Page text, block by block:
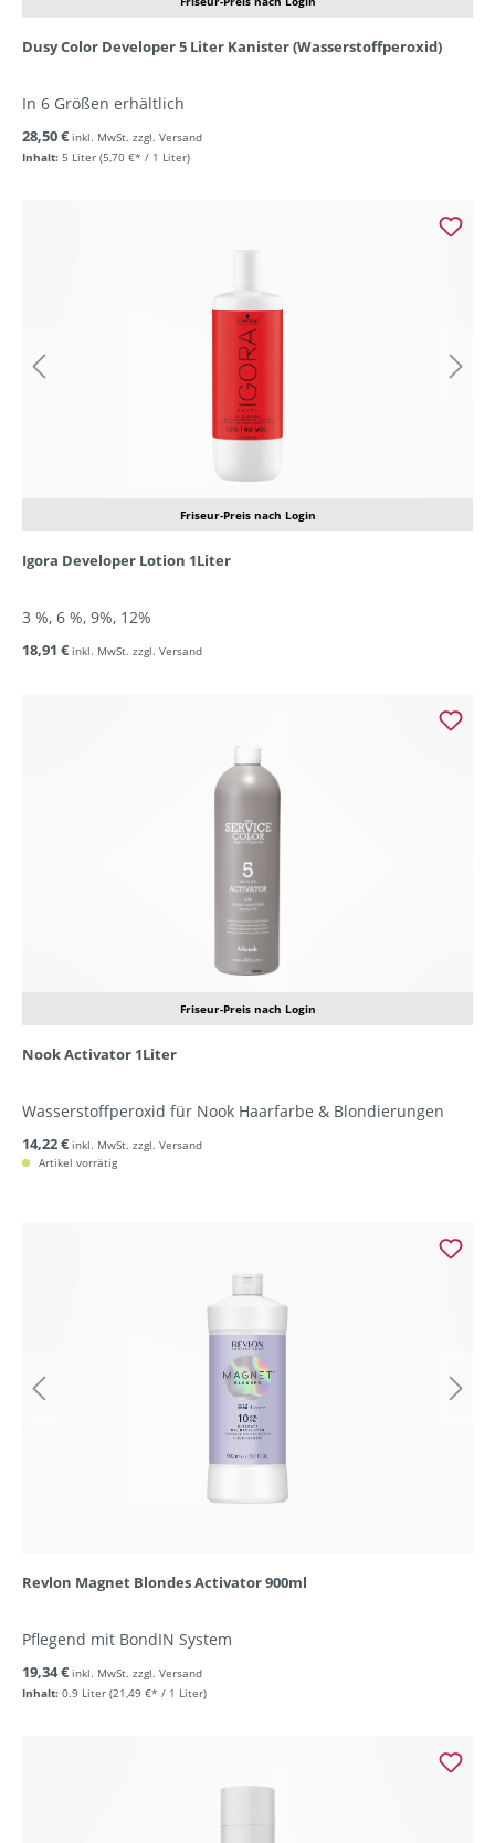
Dusy Color Developer 5 Liter Kanister (Wasserstoffperoxid)
In 6 Größen erhältlich
Inhalt: 5 Liter (5,70 €* / 1 Liter)
28,50 € inkl. MwSt. zzgl. Versand
Friseur-Preis nach Login
Igora Developer Lotion 1Liter
3 %, 6 %, 9%, 12%
18,91 € inkl. MwSt. zzgl. Versand
Friseur-Preis nach Login
Nook Activator 1Liter
Wasserstoffperoxid für Nook Haarfarbe & Blondierungen
14,22 € inkl. MwSt. zzgl. Versand
Artikel vorrätig
Revlon Magnet Blondes Activator 900ml
Pflegend mit BondIN System
Inhalt: 0.9 Liter (21,49 €* / 1 Liter)
19,34 € inkl. MwSt. zzgl. Versand